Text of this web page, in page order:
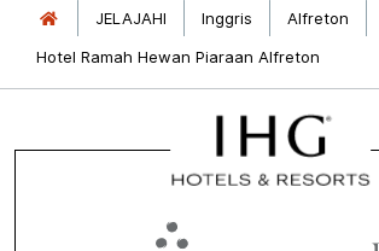
JELAJAHI Inggris
Alfreton
Hotel Ramah Hewan Piaraan Alfreton